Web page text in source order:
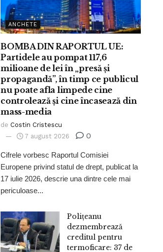
ANCHETE
BOMBA DIN RAPORTUL UE:
Partidele au pompat 117,6
milioane de lei în „presă și
propagandă”, în timp ce publicul
nu poate afla limpede cine
controlează și cine încasează din
mass-media
de Costin Cristescu
7 august 2026
0
Cifrele vorbesc Raportul Comisiei
Europene privind statul de drept, publicat la
17 iulie 2026, descrie una dintre cele mai
periculoase...
Polițeanu
dezmembrează
creditul pentru
termoficare: 37 de